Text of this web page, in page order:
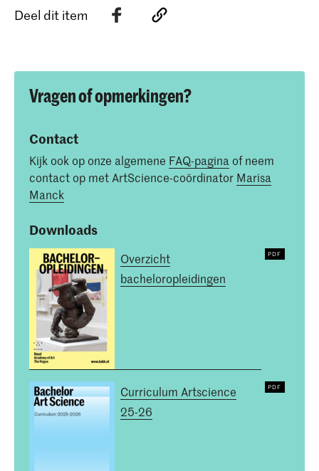
Deel dit item
Vragen of opmerkingen?
Contact
Kijk ook op onze algemene FAQ-pagina of neem
contact op met ArtScience-coördinator Marisa
Manck
Downloads
Overzicht
bacheloropleidingen
Curriculum Artscience
25-26